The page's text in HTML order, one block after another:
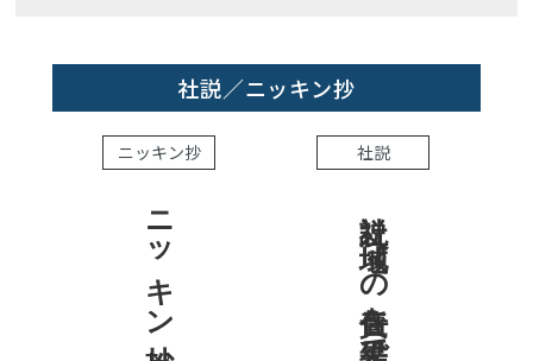
社説／ニッキン抄
ニッキン抄 社説
社説 地域への責任を結果で示せ